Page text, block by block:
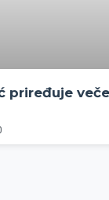
priređuje